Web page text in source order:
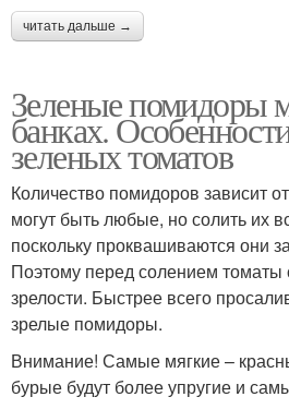
читать дальше →
Зеленые помидоры
банках.
зеленых томатов
Количество помидоров зависит
могут быть любые, но солить их
поскольку проквашиваются они
Поэтому перед солением томаты
зрелости. Быстрее всего
зрелые помидоры.
Внимание! Самые мягкие –
бурые будут более упругие и